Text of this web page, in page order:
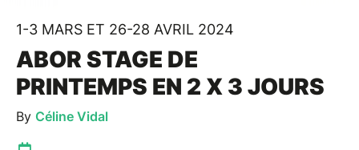
1-3 MARS ET 26-28 AVRIL 2024
ABOR STAGE DE
PRINTEMPS EN 2 X 3 JOURS
By Céline Vidal